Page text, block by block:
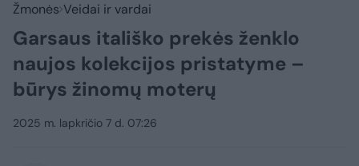
Žmonės Veidai ir vardai
Garsaus itališko prekės ženklo
naujos kolekcijos pristatyme –
būrys žinomų moterų
2025 m. lapkričio 7 d. 07:26